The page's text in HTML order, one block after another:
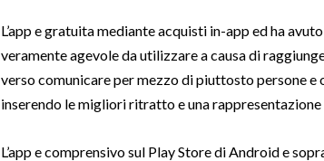
L’app e gratuita mediante acquisti in-app ed ha
veramente agevole da utilizzare a causa di
verso comunicare per mezzo di piuttosto persone
inserendo le migliori ritratto e una
L’app e comprensivo sul Play Store di Android e